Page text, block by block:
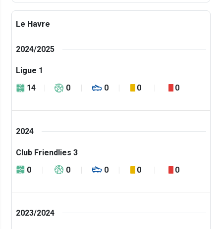
Le Havre
2024/2025
Ligue 1
14
0 0 0 0
2024
Club Friendlies 3
0
0 0 0 0
2023/2024